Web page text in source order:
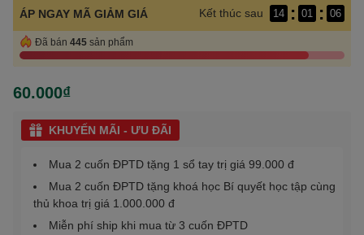
ÁP NGAY MÃ GIẢM GIÁ Kết thúc sau 14 : 01 : 06
Đã bán 445 sản phẩm
60.000₫
KHUYẾN MÃI - ƯU ĐÃI
Mua 2 cuốn ĐPTD tặng 1 sổ tay trị giá 99.000 đ
Mua 2 cuốn ĐPTD tặng khoá học Bí quyết học tập cùng
thủ khoa trị giá 1.000.000 đ
Miễn phí ship khi mua từ 3 cuốn ĐPTD